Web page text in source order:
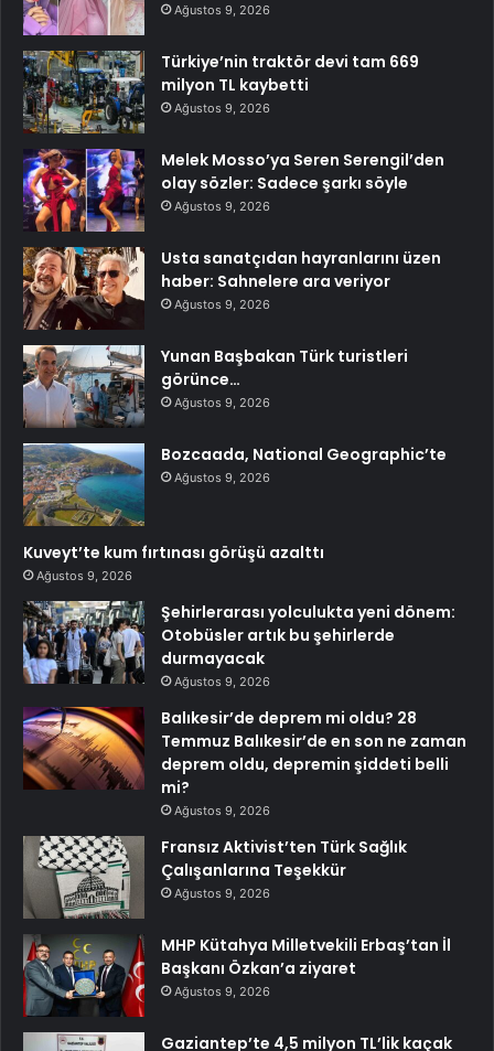
Ağustos 9, 2026
Türkiye’nin traktör devi tam 669
milyon TL kaybetti
Ağustos 9, 2026
Melek Mosso’ya Seren Serengil’den
olay sözler: Sadece şarkı söyle
Ağustos 9, 2026
Usta sanatçıdan hayranlarını üzen
haber: Sahnelere ara veriyor
Ağustos 9, 2026
Yunan Başbakan Türk turistleri
görünce…
Ağustos 9, 2026
Bozcaada, National Geographic’te
Ağustos 9, 2026
Kuveyt’te kum fırtınası görüşü azalttı
Ağustos 9, 2026
Şehirlerarası yolculukta yeni dönem:
Otobüsler artık bu şehirlerde
durmayacak
Ağustos 9, 2026
Balıkesir’de deprem mi oldu? 28
Temmuz Balıkesir’de en son ne zaman
deprem oldu, depremin şiddeti belli
mi?
Ağustos 9, 2026
Fransız Aktivist’ten Türk Sağlık
Çalışanlarına Teşekkür
Ağustos 9, 2026
MHP Kütahya Milletvekili Erbaş’tan İl
Başkanı Özkan’a ziyaret
Ağustos 9, 2026
Gaziantep’te 4,5 milyon TL’lik kaçak